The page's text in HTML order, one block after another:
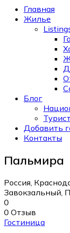
Главная
Жилье
Блог
Добавить
Контакты
Пальмира
Россия,
Завокзальный,
0
0 Отзыв
Гостиница